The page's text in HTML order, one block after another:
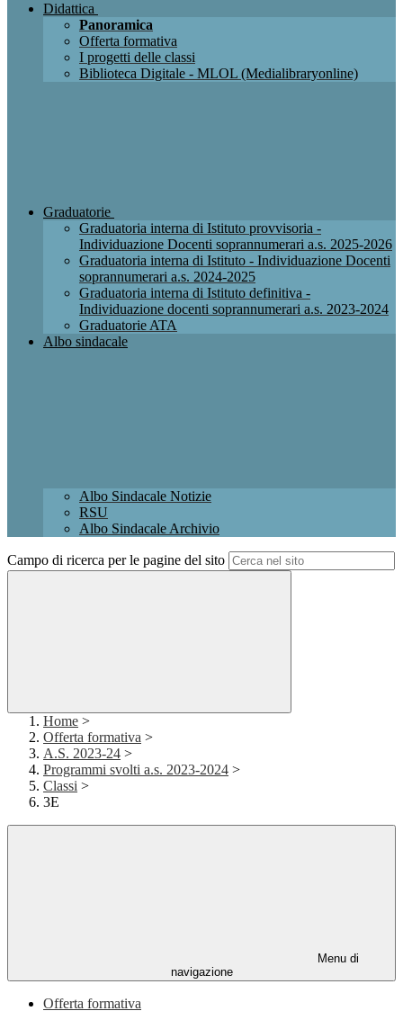
Didattica
Panoramica
Offerta formativa
I progetti delle classi
Biblioteca Digitale - MLOL (Medialibraryonline)
Graduatorie
Graduatoria interna di Istituto provvisoria -
Individuazione Docenti soprannumerari a.s. 2025-2026
Graduatoria interna di Istituto - Individuazione Docenti
soprannumerari a.s. 2024-2025
Graduatoria interna di Istituto definitiva -
Individuazione docenti soprannumerari a.s. 2023-2024
Graduatorie ATA
Albo sindacale
Albo Sindacale Notizie
RSU
Albo Sindacale Archivio
Campo di ricerca per le pagine del sito
Home >
Offerta formativa >
A.S. 2023-24 >
Programmi svolti a.s. 2023-2024 >
Classi >
3E
Menu di
navigazione
Offerta formativa